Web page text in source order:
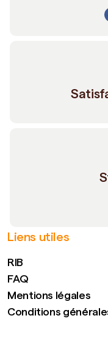
Liens utiles
RIB
FAQ
Mentions légales
Conditions